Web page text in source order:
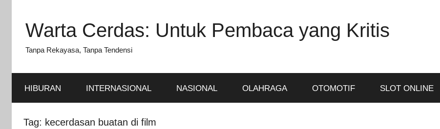
content
Warta Cerdas: Untuk Pembaca yang Kritis
Tanpa Rekayasa, Tanpa Tendensi
HIBURAN INTERNASIONAL NASIONAL OLAHRAGA OTOMOTIF SLOT ONLINE
Tag: kecerdasan buatan di film